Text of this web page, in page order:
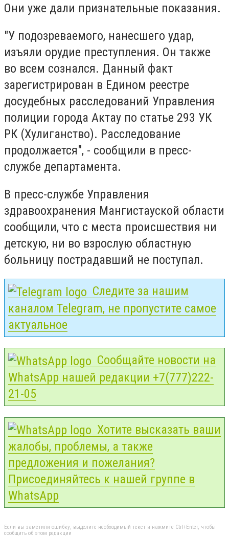
Они уже дали признательные показания.
"У подозреваемого, нанесшего удар,
изъяли орудие преступления. Он также
во всем сознался. Данный факт
зарегистрирован в Едином реестре
досудебных расследований Управления
полиции города Актау по статье 293 УК
РК (Хулиганство). Расследование
продолжается", - сообщили в пресс-
службе департамента.
В пресс-службе Управления
здравоохранения Мангистауской области
сообщили, что с места происшествия ни
детскую, ни во взрослую областную
больницу пострадавший не поступал.
Следите за нашим
каналом Telegram, не пропустите самое
актуальное
Сообщайте новости на
WhatsApp нашей редакции +7(777)222-
21-05
Хотите высказать ваши
жалобы, проблемы, а также
предложения и пожелания?
Присоединяйтесь к нашей группе в
WhatsApp
Если вы заметили ошибку, выделите необходимый текст и нажмите Ctrl+Enter, чтобы
сообщить об этом редакции